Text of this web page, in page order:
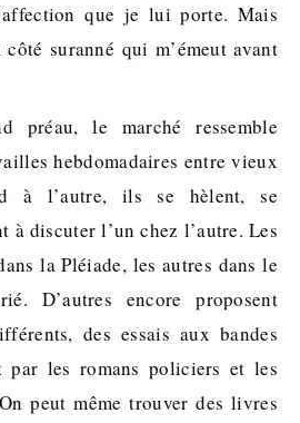
que je lui porte. Mais
côté suranné qui m’émeut avant
préau, le marché ressemble
hebdomadaires entre vieux
à l’autre, ils se hèlent, se
à discuter l’un chez l’autre. Les
la Pléiade, les autres dans le
D’autres encore proposent
des essais aux bandes
par les romans policiers et les
peut même trouver des livres